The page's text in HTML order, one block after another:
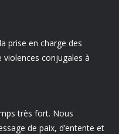
prise en charge des
conjugales à
très fort. Nous
de paix, d’entente et